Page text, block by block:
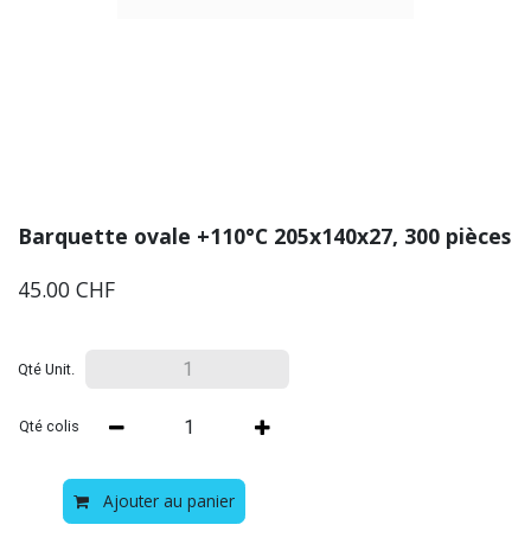
Barquette ovale +110°C 205x140x27, 300 pièces
45.00 CHF
Qté Unit.
Qté colis
Ajouter au panier